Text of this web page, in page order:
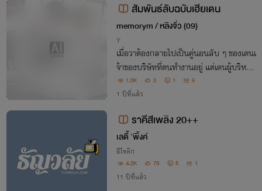
สัมพันธ์ลับฉบับเฮียเดน
memorym / หลิงจิ่ว (09)
Y
เมื่อวาต้องกลายไปเป็นคู่นอนลับ ๆ ของเดนเ
จ้าของบริษัทที่ตนทำงานอยู่ แต่เดนผู้บริหาร
ดันเสพติดในกามเกินไป เขากลับสนใจวาแค่
ร่างกายไม่ใช่หัวใจ จนกระทั่ง วาเริ่มมีน้ำโหใ
1.0K 2 1 6
1 ปีที่แล้ว
ราคีสีเพลิง 20++
เลดี้ 'พิ้งค์
อีโรติก
4.2K 79 5 1
11 ปีที่แล้ว